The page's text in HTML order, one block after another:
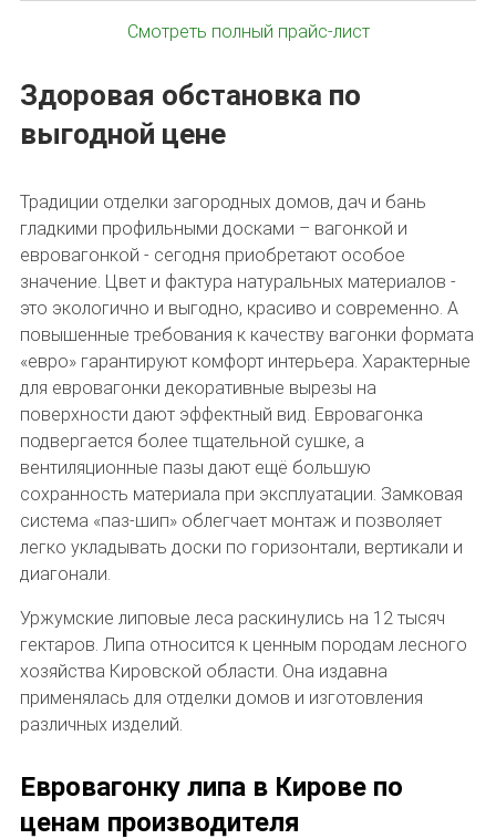
Смотреть полный прайс-лист
Здоровая обстановка по
выгодной цене
Традиции отделки загородных домов, дач и бань
гладкими профильными досками – вагонкой и
евровагонкой - сегодня приобретают особое
значение. Цвет и фактура натуральных материалов -
это экологично и выгодно, красиво и современно. А
повышенные требования к качеству вагонки формата
«евро» гарантируют комфорт интерьера. Характерные
для евровагонки декоративные вырезы на
поверхности дают эффектный вид. Евровагонка
подвергается более тщательной сушке, а
вентиляционные пазы дают ещё большую
сохранность материала при эксплуатации. Замковая
система «паз-шип» облегчает монтаж и позволяет
легко укладывать доски по горизонтали, вертикали и
диагонали.
Уржумские липовые леса раскинулись на 12 тысяч
гектаров. Липа относится к ценным породам лесного
хозяйства Кировской области. Она издавна
применялась для отделки домов и изготовления
различных изделий.
Евровагонку липа в Кирове по
ценам производителя